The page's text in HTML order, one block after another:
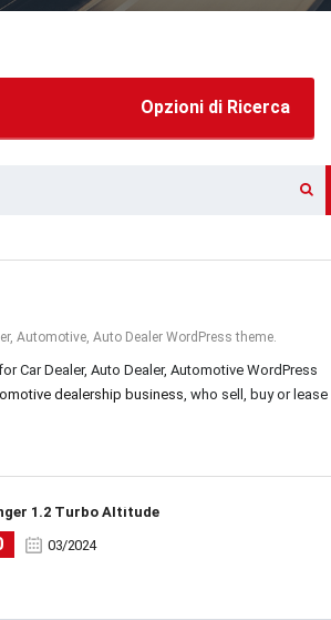
Opzioni di Ricerca
Automotive, Auto Dealer WordPress theme.
Car Dealer, Auto Dealer, Automotive WordPress
dealership business, who sell, buy or lease
1.2 Turbo Altitude
03/2024